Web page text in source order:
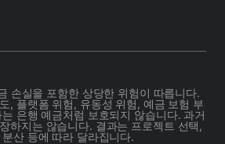
손실을 포함한 상당한 위험이 따릅니다.
, 플랫폼 위험, 유동성 위험, 예금 보험 부
은행 예금처럼 보호되지 않습니다. 과거
하지는 않습니다. 결과는 프로젝트 선택,
산 등에 따라 달라집니다.